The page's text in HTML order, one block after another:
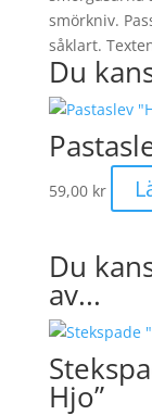
smörkniv.
såklart.
Du
59,00 kr
Du
av...
Hjo”